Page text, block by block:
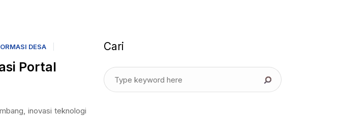
DESA
Portal
inovasi teknologi
Cari